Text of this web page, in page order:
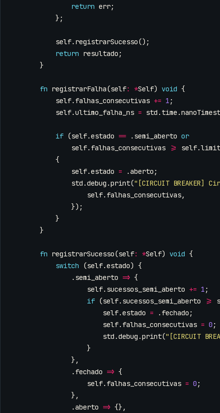
return err;
};
self. registrarSucesso();
return resultado ;
}
fn registrarFalha(self: *Self) void {
self. falhas_consecutivas += 1 ;
self.ultimo_falha_ns = std . time .
if (self.estado == . semi_aberto or
self. falhas_consecutivas >= self.
{
self.estado = .aberto ;
std .debug .print("[CIRCUIT BREAKER]
self. falhas_consecutivas,
});
}
}
fn registrarSucesso(self: *Self) void {
switch
(self.estado) {
. semi_aberto => {
self. sucessos_semi_aberto += 1 ;
if (self. sucessos_semi_aberto >=
self.estado = . fechado ;
self. falhas_consecutivas = 0 ;
std .debug .print("[CIRCUIT
}
},
. fechado => {
self. falhas_consecutivas = 0 ;
},
.aberto => {},